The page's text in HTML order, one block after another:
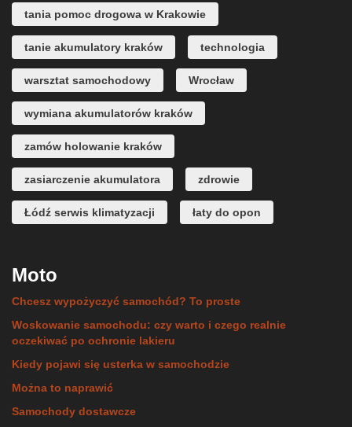
tania pomoc drogowa w Krakowie
tanie akumulatory kraków technologia
warsztat samochodowy Wrocław
wymiana akumulatorów kraków
zamów holowanie kraków
zasiarczenie akumulatora zdrowie
Łódź serwis klimatyzacji łaty do opon
Moto
Chcesz wypożyczyć samochód? To proste
Woskowanie samochodu: czy warto i czego realnie
oczekiwać po ochronie lakieru
Kiedy pojawi się usterka w samochodzie
Można to naprawić
Samochody dostawcze